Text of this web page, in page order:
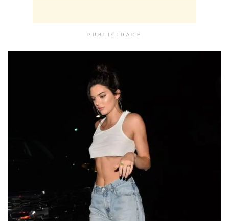
PUBLICIDADE